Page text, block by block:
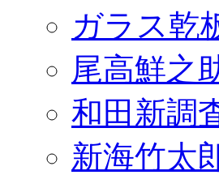
ガラス乾
尾高鮮之
和田新調
新海竹太